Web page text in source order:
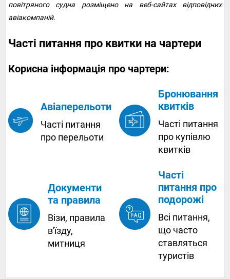
повітряного судна розміщено на веб-сайтах відповідних
авіакомпаній.
Часті питання про квитки на чартери
Корисна інформація про чартери:
Авіаперельоти
Часті питання
про перельоти
Бронювання
квитків
Часті питання
про купівлю
квитків
Документи
та правила
Візи, правила
в'їзду,
митниця
Часті
питання про
подорожі
Всі питання,
що часто
ставляться
туристів